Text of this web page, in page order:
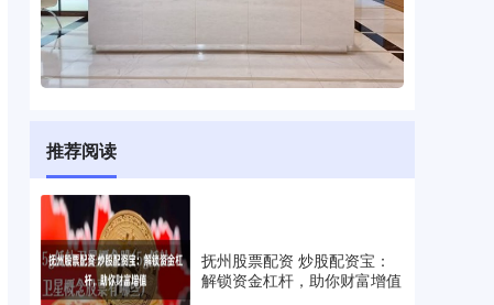
推荐阅读
抚州股票配资 炒股配资宝：
解锁资金杠杆，助你财富增值